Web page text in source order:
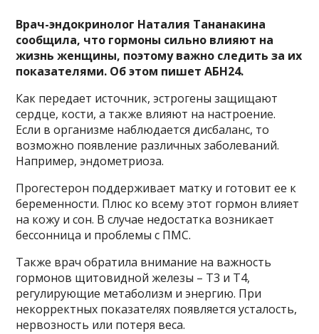
Врач-эндокринолог Наталия Тананакина
сообщила, что гормоны сильно влияют на
жизнь женщины, поэтому важно следить за их
показателями. Об этом пишет АБН24.
Как передает источник, эстрогены защищают
сердце, кости, а также влияют на настроение.
Если в организме наблюдается дисбаланс, то
возможно появление различных заболеваний.
Например, эндометриоза.
Прогестерон поддерживает матку и готовит ее к
беременности. Плюс ко всему этот гормон влияет
на кожу и сон. В случае недостатка возникает
бессонница и проблемы с ПМС.
Также врач обратила внимание на важность
гормонов щитовидной железы – Т3 и Т4,
регулирующие метаболизм и энергию. При
некорректных показателях появляется усталость,
нервозность или потеря веса.